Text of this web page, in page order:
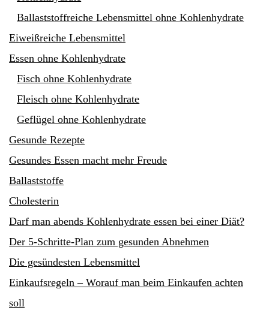
Ballaststoffreiche Lebensmittel ohne Kohlenhydrate
Eiweißreiche Lebensmittel
Essen ohne Kohlenhydrate
Fisch ohne Kohlenhydrate
Fleisch ohne Kohlenhydrate
Geflügel ohne Kohlenhydrate
Gesunde Rezepte
Gesundes Essen macht mehr Freude
Ballaststoffe
Cholesterin
Darf man abends Kohlenhydrate essen bei einer Diät?
Der 5-Schritte-Plan zum gesunden Abnehmen
Die gesündesten Lebensmittel
Einkaufsregeln – Worauf man beim Einkaufen achten
soll